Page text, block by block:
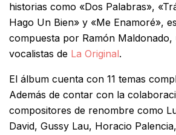
historias como «Dos Palabras»,
Hago Un Bien» y «Me Enamoré»,
compuesta por Ramón Maldonado,
vocalistas de La Original.
El álbum cuenta con 11 temas
Además de contar con la
compositores de renombre como
David, Gussy Lau, Horacio